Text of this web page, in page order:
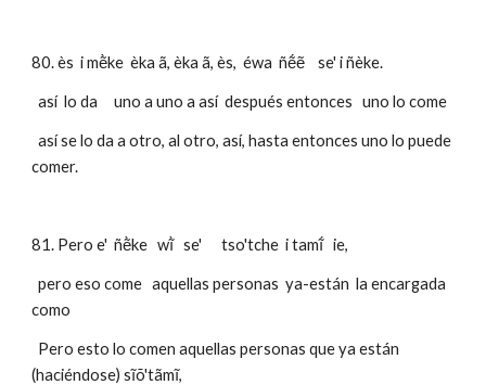
80. ès  i mẽ̀ke  èka ã, èka ã, ès,  éwa  ñẽ́ẽ    se' i ñèke.
  así  lo da     uno a uno a así  después entonces   uno lo come
  así se lo da a otro, al otro, así, hasta entonces uno lo puede
comer.
81. Pero e'  ñẽ̀ke   wĩ̀   se'      tso'tche  i tamĩ́   ie,
  pero eso come   aquellas personas  ya-están  la encargada
como
(haciéndose) sĩõ'tãmĩ,